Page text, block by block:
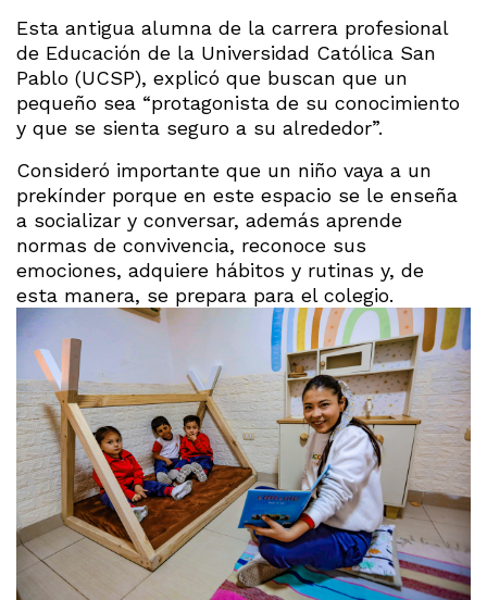
Esta antigua alumna de la carrera profesional
de Educación de la Universidad Católica San
Pablo (UCSP), explicó que buscan que un
pequeño sea “protagonista de su conocimiento
y que se sienta seguro a su alrededor”.
Consideró importante que un niño vaya a un
prekínder porque en este espacio se le enseña
a socializar y conversar, además aprende
normas de convivencia, reconoce sus
emociones, adquiere hábitos y rutinas y, de
esta manera, se prepara para el colegio.